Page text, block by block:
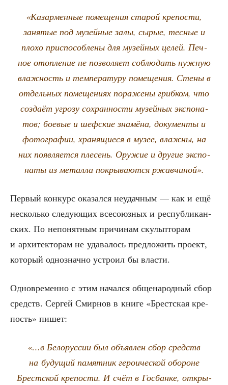
«Казар­мен­ные поме­ще­ния ста­рой кре­по­сти,
заня­тые под музей­ные залы, сырые, тес­ные и
пло­хо при­спо­соб­ле­ны для музей­ных целей. Печ­
ное отоп­ле­ние не поз­во­ля­ет соблю­дать нуж­ную
влаж­ность и тем­пе­ра­ту­ру поме­ще­ния. Сте­ны в
отдель­ных поме­ще­ни­ях пора­же­ны гриб­ком, что
созда­ёт угро­зу сохран­но­сти музей­ных экс­по­на­
тов; бое­вые и шеф­ские зна­мё­на, доку­мен­ты и
фото­гра­фии, хра­ня­щи­е­ся в музее, влаж­ны, на
них появ­ля­ет­ся пле­сень. Ору­жие и дру­гие экс­по­
на­ты из метал­ла покры­ва­ют­ся ржавчиной».
Пер­вый кон­курс ока­зал­ся неудач­ным — как и ещё
несколь­ко сле­ду­ю­щих все­со­юз­ных и рес­пуб­ли­кан­
ских. По непо­нят­ным при­чи­нам скуль­пто­рам
и архи­тек­то­рам не уда­ва­лось пред­ло­жить про­ект,
кото­рый одно­знач­но устро­ил бы власти.
Одно­вре­мен­но с этим начал­ся обще­на­род­ный сбор
средств. Сер­гей Смир­нов в кни­ге «Брест­ская кре­
пость» пишет:
«…в Бело­рус­сии был объ­яв­лен сбор средств
на буду­щий памят­ник геро­и­че­ской обо­роне
Брест­ской кре­по­сти. И счёт в Гос­бан­ке, откры­